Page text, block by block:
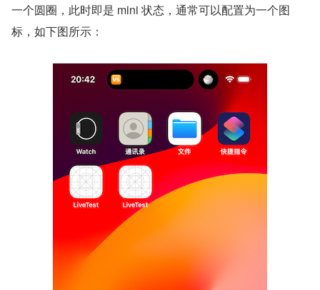
一个圆圈，此时即是 mini 状态，通常可以配置为一个图
标，如下图所示：